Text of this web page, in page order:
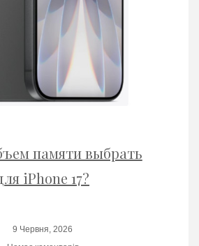
памяти выбрать
iPhone 17?
9 Червня, 2026